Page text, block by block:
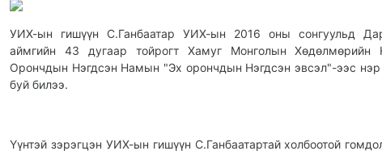
УИХ-ын гишүүн С.Ганбаатар УИХ-ын 2016 оны сонгуульд
аймгийн 43 дугаар тойрогт Хамуг Монголын
Орончдын Нэгдсэн Намын "Эх орончдын Нэгдсэн эвсэл"-ээс
буй билээ.
Үүнтэй зэрэгцэн УИХ-ын гишүүн С.Ганбаатартай холбоотой